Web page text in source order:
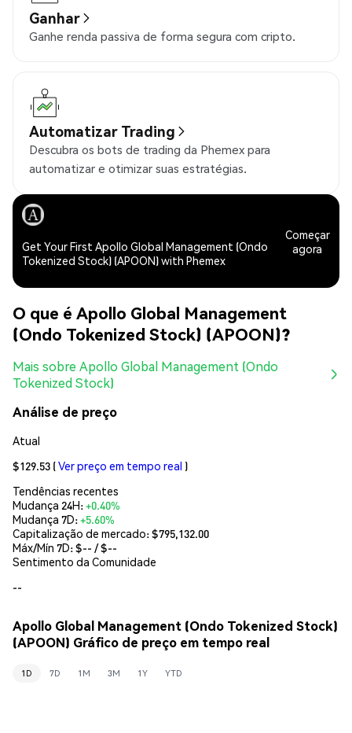
Ganhar
Ganhe renda passiva de forma segura com cripto.
Automatizar Trading
Descubra os bots de trading da Phemex para
automatizar e otimizar suas estratégias.
Get Your First Apollo Global Management (Ondo
Tokenized Stock) (APOON) with Phemex
Começar
agora
O que é Apollo Global Management
(Ondo Tokenized Stock) (APOON)?
Mais sobre Apollo Global Management (Ondo
Tokenized Stock)
Análise de preço
Atual
$129.53 (Ver preço em tempo real )
Tendências recentes
Mudança 24H:+0.40%
Mudança 7D:+5.60%
Capitalização de mercado:$795,132.00
Máx/Mín 7D: $-- / $--
Sentimento da Comunidade
--
Apollo Global Management (Ondo Tokenized Stock)
(APOON) Gráfico de preço em tempo real
1D 7D 1M 3M 1Y YTD